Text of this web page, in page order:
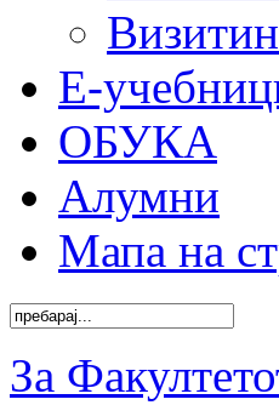
Е-
ОБУКА
Алумни
Мапа на
За